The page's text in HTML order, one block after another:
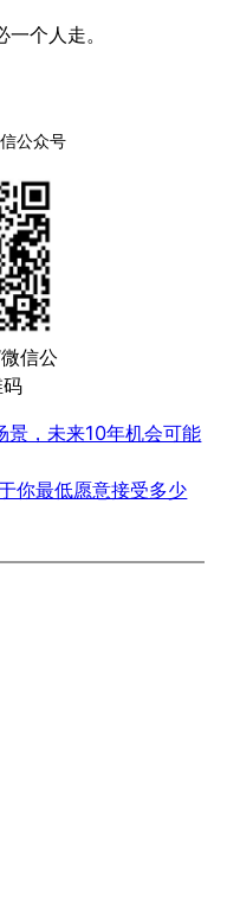
个人走。
公众号
信公
景，未来10年机会可能
你最低愿意接受多少